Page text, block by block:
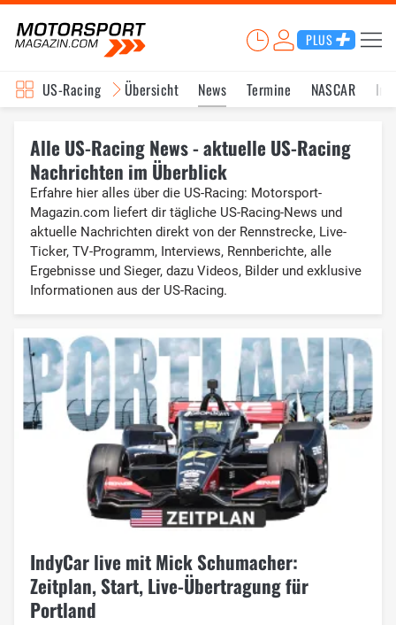
PLUS
US-Racing Übersicht News Termine NASCAR
Alle US-Racing News - aktuelle US-Racing
Nachrichten im Überblick
Erfahre hier alles über die US-Racing: Motorsport-
Magazin.com liefert dir tägliche US-Racing-News und
aktuelle Nachrichten direkt von der Rennstrecke, Live-
Ticker, TV-Programm, Interviews, Rennberichte, alle
Ergebnisse und Sieger, dazu Videos, Bilder und exklusive
Informationen aus der US-Racing.
IndyCar live mit Mick Schumacher:
Zeitplan, Start, Live-Übertragung für
Portland